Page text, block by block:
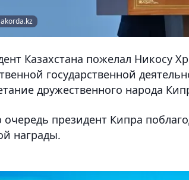
Казахстана пожелал Никосу
государственной
дружественного народа
президент Кипра
награды.